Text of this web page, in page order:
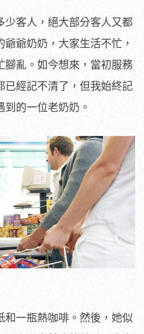
少客人，絕大部分客人又都
爺奶奶，大家生活不忙，
腳亂。如今想來，當初服務
已經記不清了，但我始終記
的一位老奶奶。
和一瓶熱咖啡。然後，她似